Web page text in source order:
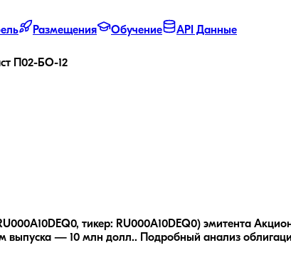
Размещения Обучение API Данные
П02-БО-12
тикер: RU000A10DEQ0) эмитента
выпуска — 10 млн долл.. Подробный анализ